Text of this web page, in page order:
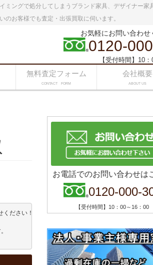
ングで処分してしまうブランド家具、デザイナー家
お客様でも査定・出張買取に伺います。
お気軽にお問い合わせ
0120-
【受付時間】10
無料査定フォーム
CONTACT FORM
会社概要
ABOUT US
ださい！
お電話でのお問い合わせは
0120-000-
【受付時間】10：00～16：00